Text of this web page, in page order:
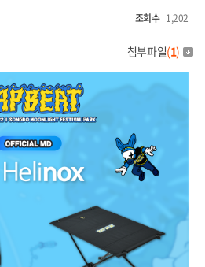
조회수 1,202
첨부파일(1)